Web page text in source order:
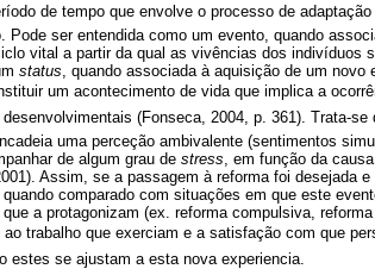
de tempo que envolve o processo de
ser entendida como um evento, quando
vital a partir da qual as vivências dos indivíduos
status , quando associada à aquisição de um
um acontecimento de vida que implica a
(Fonseca, 2004, p. 361). Trata-
uma perceção ambivalente (sentimentos
de algum grau de stress , em função da
Assim, se a passagem à reforma foi desejada
comparado com situações em que este
a protagonizam (ex. reforma compulsiva,
trabalho que exerciam e a satisfação com que
estes se ajustam a esta nova experiencia.